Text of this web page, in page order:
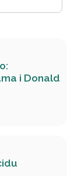
i Donald